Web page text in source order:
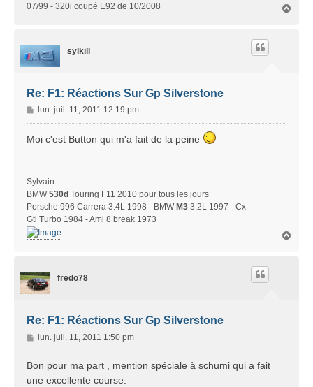
07/99 - 320i coupé E92 de 10/2008
sylkill
Re: F1: Réactions Sur Gp Silverstone
M
e
e
lun. juil. 11, 2011 12:19 pm
Moi c'est Button qui m'a fait de la peine
Sylvain
BMW530d Touring F11 2010 pour tous les jours
Porsche 996 Carrera 3.4L 1998 - BMW M3 3.2L 1997 - Cx
Gti Turbo 1984 - Ami 8 break 1973
fredo78
Re: F1: Réactions Sur Gp Silverstone
M
e
s
lun. juil. 11, 2011 1:50 pm
Bon pour ma part , mention spéciale à schumi qui a fait
une excellente course.